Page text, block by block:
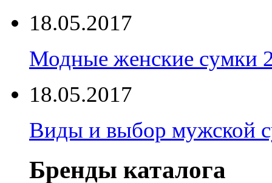
18.05.2017
Модные женские сумки
18.05.2017
Виды и выбор мужской
Бренды каталога